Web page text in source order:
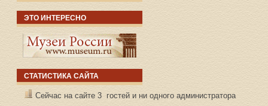
ЭТО ИНТЕРЕСНО
СТАТИСТИКА САЙТА
Сейчас на сайте 3 гостей и ни одного администратора